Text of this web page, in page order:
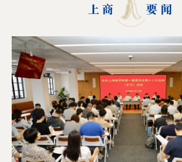
上商 要闻